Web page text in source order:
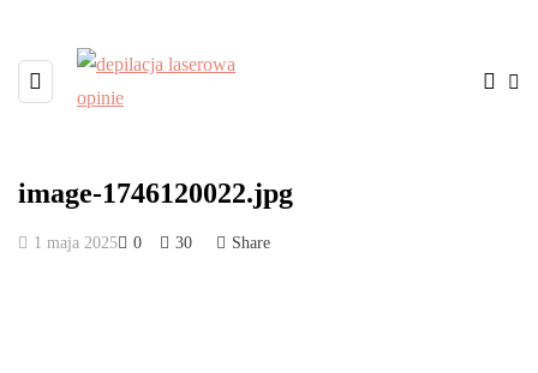
image-1746120022.jpg
1 maja 2025 0 30 Share